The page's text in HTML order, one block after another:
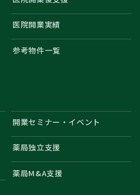
医院開業実績
参考物件一覧
開業セミナー・イベント
薬局独立支援
薬局M&A支援